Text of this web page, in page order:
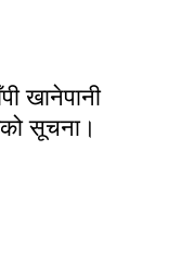
१०/१२ गते लिइएको परीक्षाको
खानेपानी
सूचना।